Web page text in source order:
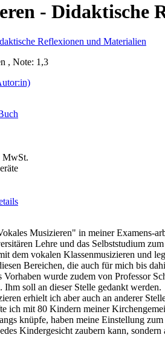
- Didaktische
, Note: 1,3
MwSt.
Musizieren" in meiner Examens-
Lehre und das Selbststudium
dem vokalen Klassenmusizieren und
Bereichen, die auch für mich bis
Vorhaben wurde zudem von Professor
soll an dieser Stelle gedankt werden.
erhielt ich aber auch an anderer
ich mit 80 Kindern meiner
knüpfe, haben meine Einstellung
Kindergesicht zaubern kann,